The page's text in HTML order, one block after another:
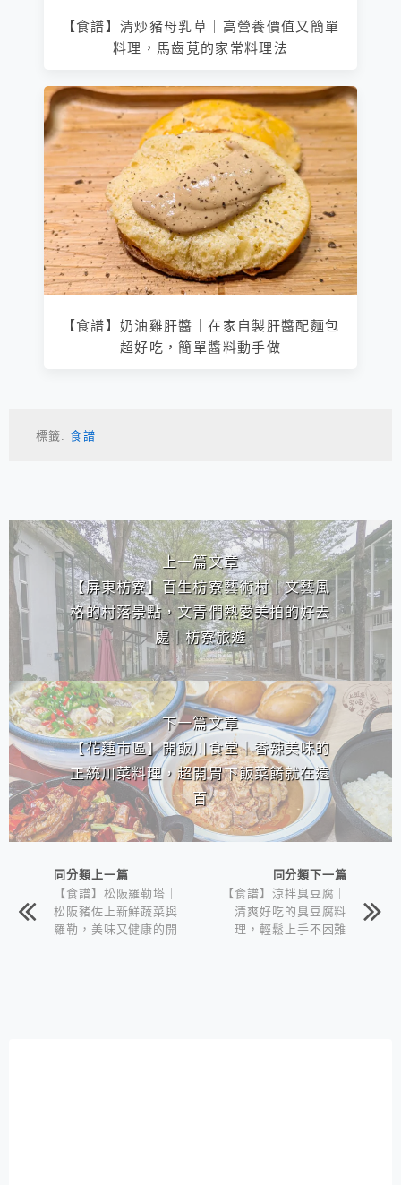
【食譜】清炒豬母乳草｜高營養價值又簡單
料理，馬齒莧的家常料理法
【食譜】奶油雞肝醬｜在家自製肝醬配麵包
超好吃，簡單醬料動手做
標籤:食譜
相連文章
上一篇文章
【屏東枋寮】百生枋寮藝術村｜文藝風
格的村落景點，文青們熱愛美拍的好去
處｜枋寮旅遊
下一篇文章
【花蓮市區】開飯川食堂｜香辣美味的
正統川菜料理，超開胃下飯菜餚就在遠
百
同分類上一篇
【食譜】松阪羅勒塔｜
松阪豬佐上新鮮蔬菜與
羅勒，美味又健康的開
同分類下一篇
【食譜】涼拌臭豆腐｜
清爽好吃的臭豆腐料
理，輕鬆上手不困難